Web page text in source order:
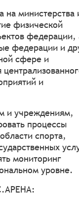
министерства
физической
федерации,
федерации и
сфере и
и
и учреждениям,
процессы
спорта,
мониторинг
уровне.